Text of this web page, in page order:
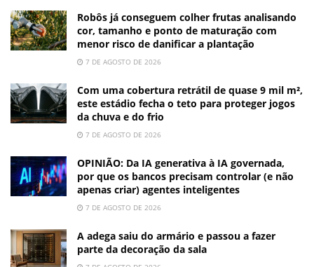
Robôs já conseguem colher frutas analisando
cor, tamanho e ponto de maturação com
menor risco de danificar a plantação
7 DE AGOSTO DE 2026
Com uma cobertura retrátil de quase 9 mil m²,
este estádio fecha o teto para proteger jogos
da chuva e do frio
7 DE AGOSTO DE 2026
OPINIÃO: Da IA generativa à IA governada,
por que os bancos precisam controlar (e não
apenas criar) agentes inteligentes
7 DE AGOSTO DE 2026
A adega saiu do armário e passou a fazer
parte da decoração da sala